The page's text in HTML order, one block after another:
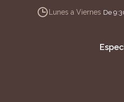
Lunes a Viernes De